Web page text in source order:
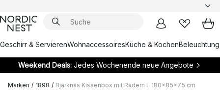
Geschirr & ServierenWohnaccessoiresKüche & KochenBeleuchtung
Weekend Deals:Jedes Wochenende neue Angebote
Marken / 1898 / Bjärknäs Kissenbox mit Rädern L 180x85x75 cm